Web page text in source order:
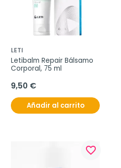
LETI
Letibalm Repair Bálsamo
Corporal, 75 ml
9,50 €
Añadir al carrito
favorite_border